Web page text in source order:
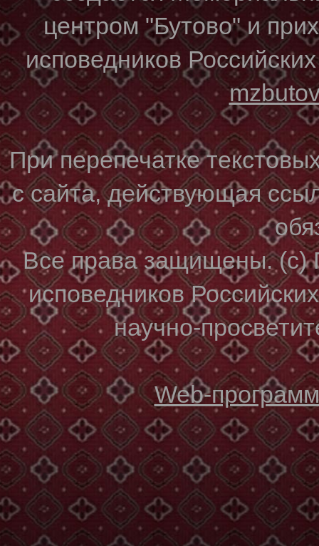
центром "Бутово" и
исповедников
При перепечатке
с сайта, действующая
Все права защищены. (с)
исповедников
научно-
Web-